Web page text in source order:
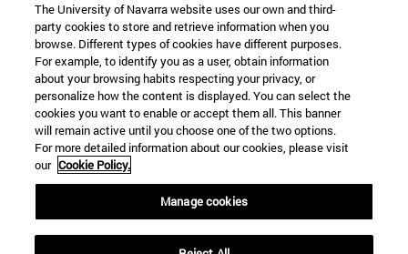
The University of Navarra website uses our own and third-
party cookies to store and retrieve information when you
browse. Different types of cookies have different purposes.
For example, to identify you as a user, obtain information
about your browsing habits respecting your privacy, or
personalize how the content is displayed. You can select the
cookies you want to enable or accept them all. This banner
will remain active until you choose one of the two options.
For more detailed information about our cookies, please visit
our Cookie Policy.
Manage cookies